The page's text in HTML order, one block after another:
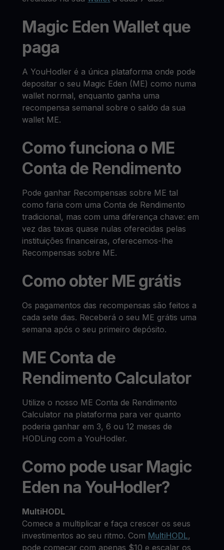
Magic Eden Wallet que
paga
A YouHodler é a única plataforma onde pode
depositar o seu Magic Eden (ME) como numa
wallet normal, enquanto ganha uma
recompensa semanal sobre o saldo da sua
wallet ME.
Como funciona o ME
Conta de Rendimento
Pode ganhar Recompensas sobre ME tal
como faria com uma Conta de Rendimento
tradicional, mas com uma diferença chave: em
vez das taxas quase nulas oferecidas pelas
instituições financeiras, oferecemos-lhe
Recompensas sobre ME.
Como obter ME grátis
Os pagamentos das recompensas são feitos a
cada sete dias. Receberá o seu ME grátis uma
semana após o seu primeiro depósito.
ME Conta de
Rendimento Calculator
Utilize o nosso ME Conta de Rendimento
Calculator na plataforma para ver quanto
poderia ganhar em 3, 6 ou 12 meses de
HODLing com a YouHodler.
Como pode usar Magic
Eden na YouHodler?
MultiHODL
Comece a multiplicar e faça crescer os seus
investimentos ao seu ritmo. Com MultiHODL,
pode começar com apenas $10 e escalar os